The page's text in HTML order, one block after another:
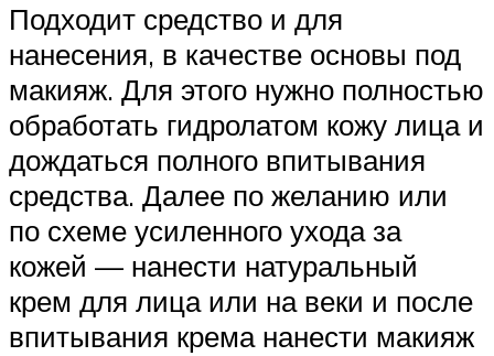
Подходит средство и для
нанесения, в качестве основы под
макияж. Для этого нужно полностью
обработать гидролатом кожу лица и
дождаться полного впитывания
средства. Далее по желанию или
по схеме усиленного ухода за
кожей — нанести натуральный
крем для лица или на веки и после
впитывания крема нанести макияж